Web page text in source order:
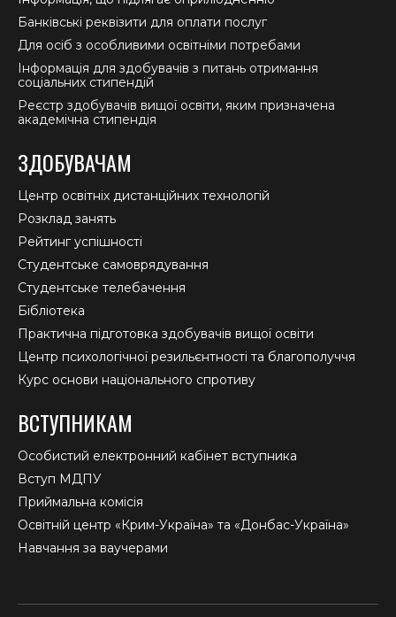
Банківські реквізити для оплати послуг
Для осіб з особливими освітніми потребами
Інформація для здобувачів з питань отримання
соціальних стипендій
Реєстр здобувачів вищої освіти, яким призначена
академічна стипендія
ЗДОБУВАЧАМ
Центр освітніх дистанційних технологій
Розклад занять
Рейтинг успішності
Студентське самоврядування
Студентське телебачення
Бібліотека
Практична підготовка здобувачів вищої освіти
Центр психологічної резильєнтності та благополуччя
Курс основи національного спротиву
ВСТУПНИКАМ
Особистий електронний кабінет вступника
Вступ МДПУ
Приймальна комісія
Освітній центр «Крим-Україна» та «Донбас-Україна»
Навчання за ваучерами